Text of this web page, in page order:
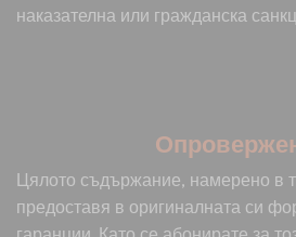
наказателна или гражданска
Цялото съдържание, намерено в
предоставя в оригиналната си
гаранции. Като се абонирате за